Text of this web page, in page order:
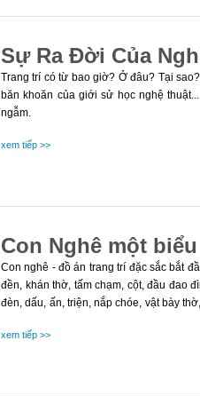
Sự Ra Đời Của
Trang trí có từ bao giờ? Ở đâu? Tại
băn khoăn của giới sử học nghệ
ngẫm.
xem tiếp >>
Con Nghê một
Con nghê - đồ án trang trí đặc sắc bắt
đền, khán thờ, tấm chạm, cột, đầu đao
đèn, dấu, ấn, triện, nắp chóe, vật bày
xem tiếp >>